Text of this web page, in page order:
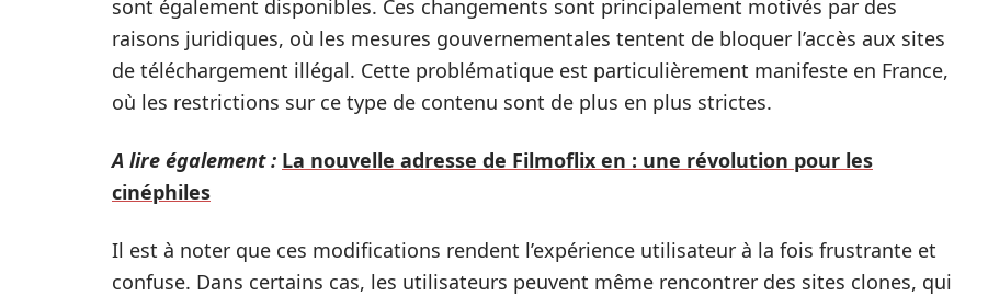
sont également disponibles. Ces changements sont principalement motivés par des
raisons juridiques, où les mesures gouvernementales tentent de bloquer l’accès aux sites
de téléchargement illégal. Cette problématique est particulièrement manifeste en France,
où les restrictions sur ce type de contenu sont de plus en plus strictes.
A lire également : La nouvelle adresse de Filmoflix en : une révolution pour les
cinéphiles
Il est à noter que ces modifications rendent l’expérience utilisateur à la fois frustrante et
confuse. Dans certains cas, les utilisateurs peuvent même rencontrer des sites clones, qui